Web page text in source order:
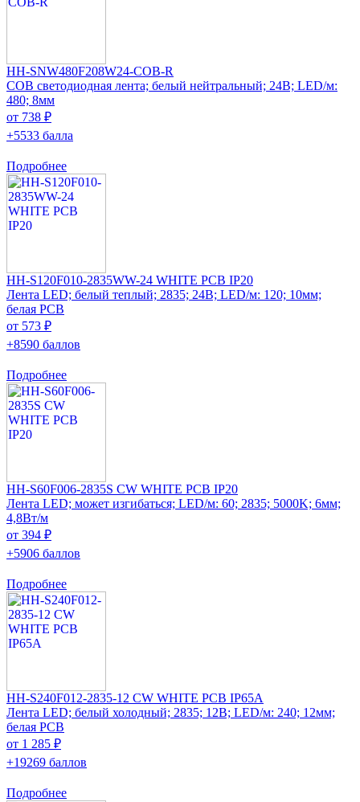
HH-SNW480F208W24-COB-R
COB светодиодная лента; белый нейтральный; 24В; LED/м:
480; 8мм
от 738 ₽
+5533 балла
Подробнее
HH-S120F010-2835WW-24 WHITE PCB IP20
Лента LED; белый теплый; 2835; 24В; LED/м: 120; 10мм;
белая PCB
от 573 ₽
+8590 баллов
Подробнее
HH-S60F006-2835S CW WHITE PCB IP20
Лента LED; может изгибаться; LED/м: 60; 2835; 5000K; 6мм;
4,8Вт/м
от 394 ₽
+5906 баллов
Подробнее
HH-S240F012-2835-12 CW WHITE PCB IP65A
Лента LED; белый холодный; 2835; 12В; LED/м: 240; 12мм;
белая PCB
от 1 285 ₽
+19269 баллов
Подробнее